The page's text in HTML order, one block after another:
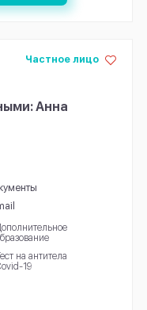
Анна
Частное лицо
на антитела
19